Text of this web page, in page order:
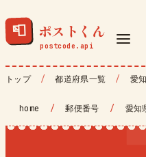
📮 ポストくん
トップ 都道府県一覧 愛
home / 郵便番号 / 愛知